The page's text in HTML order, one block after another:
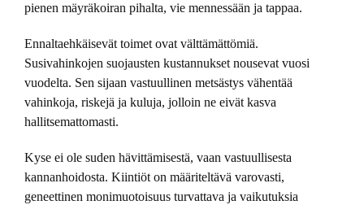
pienen mäyräkoiran pihalta, vie mennessään ja tappaa.
Ennaltaehkäisevät toimet ovat välttämättömiä.
Susivahinkojen suojausten kustannukset nousevat vuosi
vuodelta. Sen sijaan vastuullinen metsästys vähentää
vahinkoja, riskejä ja kuluja, jolloin ne eivät kasva
hallitsemattomasti.
Kyse ei ole suden hävittämisestä, vaan vastuullisesta
kannanhoidosta. Kiintiöt on määriteltävä varovasti,
geneettinen monimuotoisuus turvattava ja vaikutuksia